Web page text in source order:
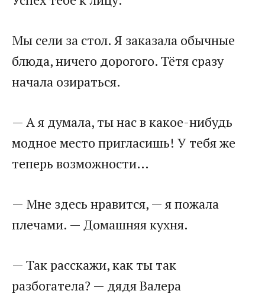
Мы сели за стол. Я заказала обычные
блюда, ничего дорогого. Тётя сразу
начала озираться.
— А я думала, ты нас в какое-нибудь
модное место пригласишь! У тебя же
теперь возможности…
— Мне здесь нравится, — я пожала
плечами. — Домашняя кухня.
— Так расскажи, как ты так
разбогатела? — дядя Валера